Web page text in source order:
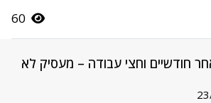
60
חודשיים וחצי עבודה – מעסיק לא